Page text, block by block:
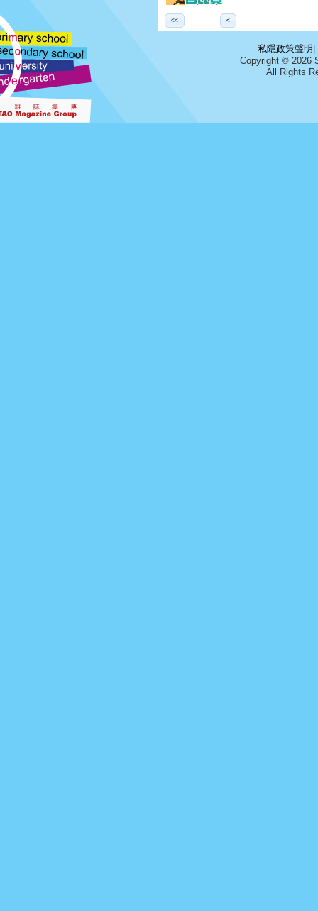
<< <
私隱政策聲明
Copyright © 2026
All Rights